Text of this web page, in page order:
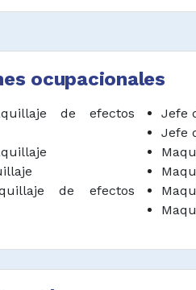
ocupacionales
de efectos
de efectos
Jefe
Jefe